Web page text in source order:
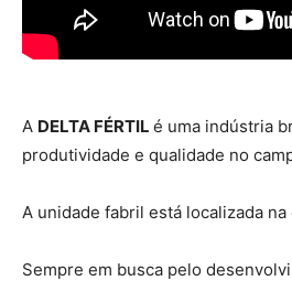
A DELTA FÉRTIL é uma indústria
produtividade e qualidade no
A unidade fabril está localizada
Sempre em busca pelo